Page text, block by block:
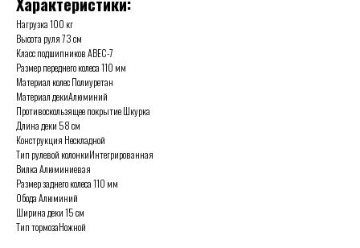
Нагрузка 100 кг
Высота руля 73 см
Класс подшипников ABEC-7
Размер переднего колеса 110 мм
Материал колес Полиуретан
Материал декиАлюминий
Противоскользящее покрытие Шкурка
Длина деки 58 см
Конструкция Нескладной
Тип рулевой колонкиИнтегрированная
Вилка Алюминиевая
Размер заднего колеса 110 мм
Обода Алюминий
Ширина деки 15 см
Тип тормозаНожной